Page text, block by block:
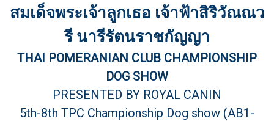
สมเด็จพระเจ้าลูกเธอ เจ้าฟ้าสิริวัณณว
รี นารีรัตนราชกัญญา
THAI POMERANIAN CLUB CHAMPIONSHIP
DOG SHOW
PRESENTED BY ROYAL CANIN
5th-8th TPC Championship Dog show (AB1-